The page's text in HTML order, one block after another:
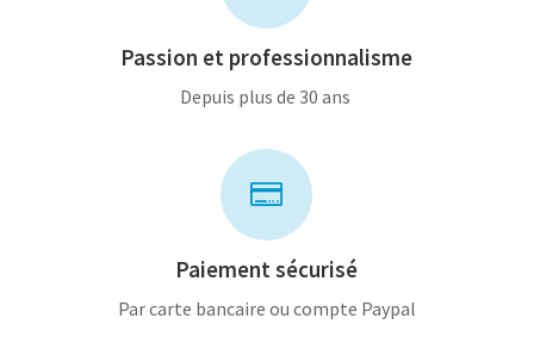
Passion et professionnalisme
Depuis plus de 30 ans

Paiement sécurisé
Par carte bancaire ou compte Paypal